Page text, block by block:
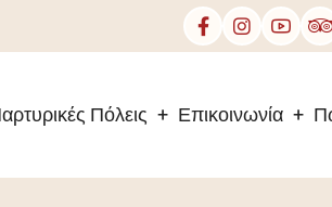
Πόλεις Επικοινωνία